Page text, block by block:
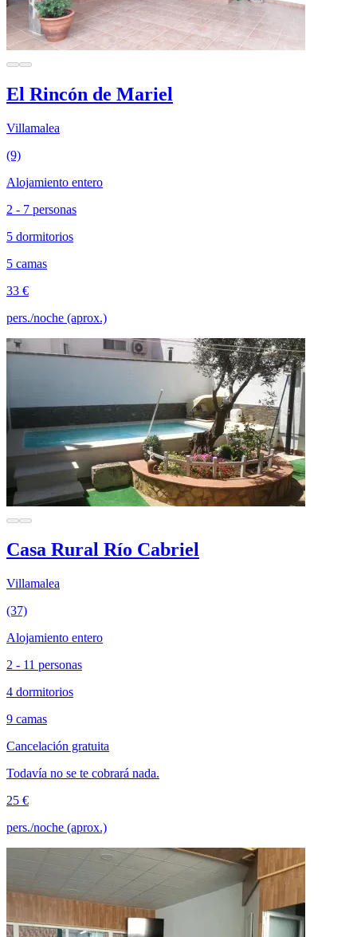
El Rincón de Mariel
Villamalea
(9)
Alojamiento entero
2 - 7 personas
5 dormitorios
5 camas
33 €
pers./noche (aprox.)
Casa Rural Río Cabriel
Villamalea
(37)
Alojamiento entero
2 - 11 personas
4 dormitorios
9 camas
Cancelación gratuita
Todavía no se te cobrará nada.
25 €
pers./noche (aprox.)